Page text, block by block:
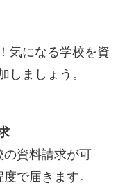
気になる学校を資
しましょう。
の資料請求が可
で届きます。